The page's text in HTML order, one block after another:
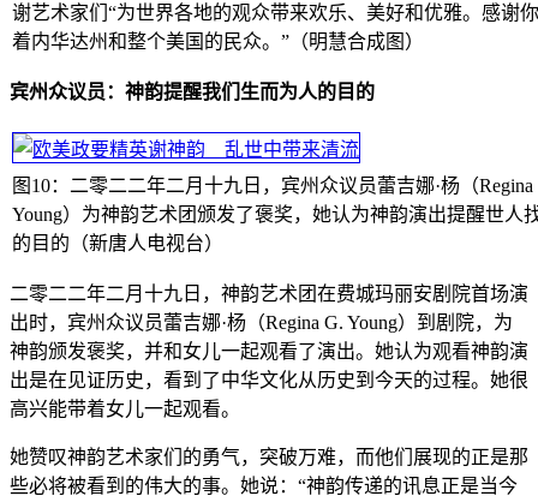
谢艺术家们“为世界各地的观众带来欢乐、美好和优雅。感谢
着内华达州和整个美国的民众。”（明慧合成图）
宾州众议员：神韵提醒我们生而为人的目的
图10：二零二二年二月十九日，宾州众议员蕾吉娜·杨（Regina
Young）为神韵艺术团颁发了褒奖，她认为神韵演出提醒世人
的目的（新唐人电视台）
二零二二年二月十九日，神韵艺术团在费城玛丽安剧院首场演
出时，宾州众议员蕾吉娜·杨（Regina G. Young）到剧院，为
神韵颁发褒奖，并和女儿一起观看了演出。她认为观看神韵演
出是在见证历史，看到了中华文化从历史到今天的过程。她很
高兴能带着女儿一起观看。
她赞叹神韵艺术家们的勇气，突破万难，而他们展现的正是那
些必将被看到的伟大的事。她说：“神韵传递的讯息正是当今